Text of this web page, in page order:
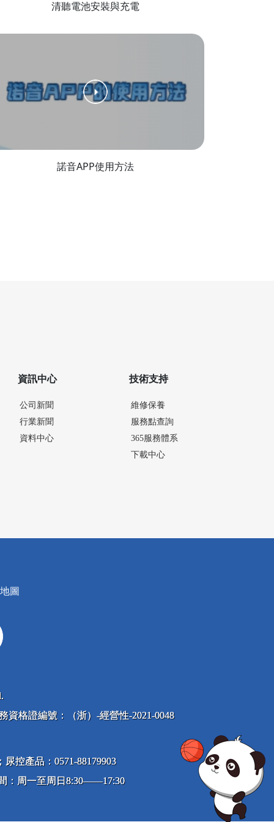
清聽電池安裝與充電
諾音APP使用方法
資訊中心
公司新聞
行業新聞
資料中心
技術支持
維修保養
服務點查詢
365服務體系
下載中心
圖
資格證編號：（浙）-經營性-2021-0048
控產品：0571-88179903
：周一至周日8:30——17:30